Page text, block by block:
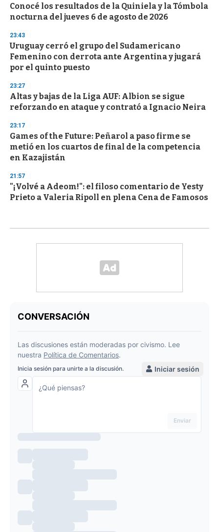
Conocé los resultados de la Quiniela y la Tómbola
nocturna del jueves 6 de agosto de 2026
23:43
Uruguay cerró el grupo del Sudamericano
Femenino con derrota ante Argentina y jugará
por el quinto puesto
23:27
Altas y bajas de la Liga AUF: Albion se sigue
reforzando en ataque y contrató a Ignacio Neira
23:17
Games of the Future: Peñarol a paso firme se
metió en los cuartos de final de la competencia
en Kazajistán
21:57
"¡Volvé a Adeom!": el filoso comentario de Yesty
Prieto a Valeria Ripoll en plena Cena de Famosos